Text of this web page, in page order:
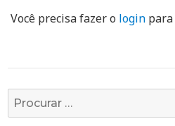
Você precisa fazer o login
Busca
por: